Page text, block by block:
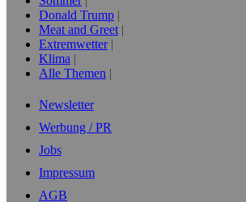
Donald Trump
Meat and Greet
Extremwetter
Klima
Alle Themen
Newsletter
Werbung / PR
Jobs
Impressum
AGB